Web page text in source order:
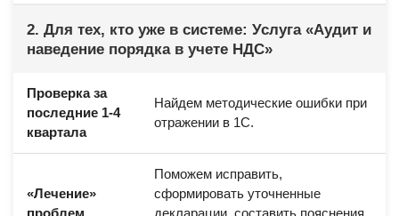
2. Для тех, кто уже в системе: Услуга «Аудит и
наведение порядка в учете НДС»
Проверка за
последние 1-4
квартала
Найдем методические ошибки при
отражении в 1С.
«Лечение»
проблем
Поможем исправить,
сформировать уточненные
декларации, составить пояснения